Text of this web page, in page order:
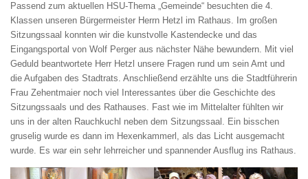
Passend zum aktuellen HSU-Thema „Gemeinde“ besuchten die 4.
Klassen unseren Bürgermeister Herrn Hetzl im Rathaus. Im großen
Sitzungssaal konnten wir die kunstvolle Kastendecke und das
Eingangsportal von Wolf Perger aus nächster Nähe bewundern. Mit viel
Geduld beantwortete Herr Hetzl unsere Fragen rund um sein Amt und
die Aufgaben des Stadtrats. Anschließend erzählte uns die Stadtführerin
Frau Zehentmaier noch viel Interessantes über die Geschichte des
Sitzungssaals und des Rathauses. Fast wie im Mittelalter fühlten wir
uns in der alten Rauchkuchl neben dem Sitzungssaal. Ein bisschen
gruselig wurde es dann im Hexenkammerl, als das Licht ausgemacht
wurde. Es war ein sehr lehrreicher und spannender Ausflug ins Rathaus.